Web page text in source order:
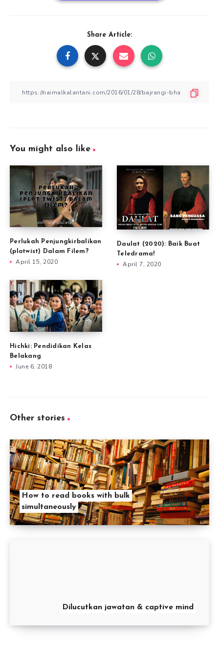
Share Article:
You might also like
Perlukah Penjungkirbalikan
(plotwist) Dalam Filem?
April 15, 2020
Daulat (2020): Baik Buat
Teledrama!
April 7, 2020
Hichki: Pendidikan Kelas
Belakang
June 6, 2018
Other stories
How to read books with bulk
simultaneously
Dilucutkan jawatan & captive mind